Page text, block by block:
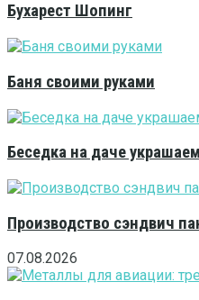
Бухарест Шопинг
Баня своими руками
Беседка на даче
Производство сэндвич
07.08.2026